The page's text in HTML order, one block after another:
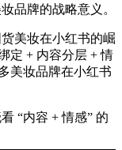
品牌的战略意义。
美妆在小红书的崛
定 + 内容分层 + 情
美妆品牌在小红书